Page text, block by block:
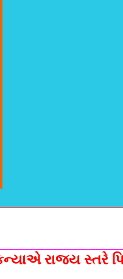
કન્યાએ રાજ્ય સ્તરે